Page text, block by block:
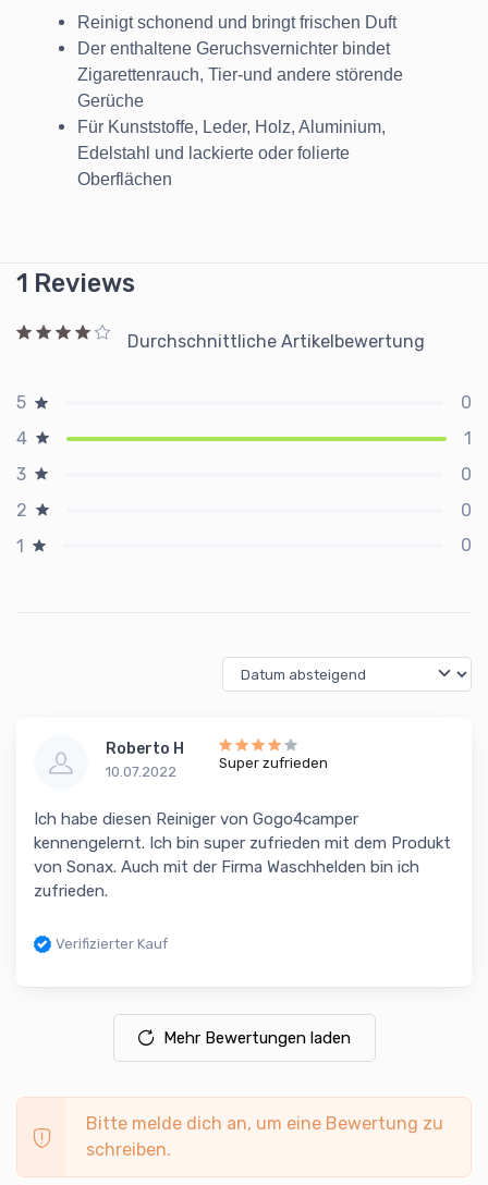
Reinigt schonend und bringt frischen Duft
Der enthaltene Geruchsvernichter bindet
Zigarettenrauch, Tier-und andere störende
Gerüche
Für Kunststoffe, Leder, Holz, Aluminium,
Edelstahl und lackierte oder folierte
Oberflächen
1 Reviews
Durchschnittliche Artikelbewertung
5
0
4
1
3
0
2
0
1
0
Roberto H
10.07.2022
Super zufrieden
Ich habe diesen Reiniger von Gogo4camper
kennengelernt. Ich bin super zufrieden mit dem Produkt
von Sonax. Auch mit der Firma Waschhelden bin ich
zufrieden.
Verifizierter Kauf
Mehr Bewertungen laden
Bitte melde dich an, um eine Bewertung zu
schreiben.